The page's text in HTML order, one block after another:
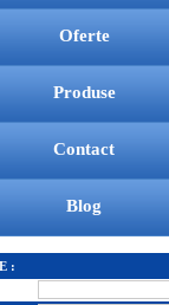
Oferte
Produse
Contact
Blog
: